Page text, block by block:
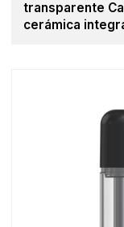
transparente
cerámica